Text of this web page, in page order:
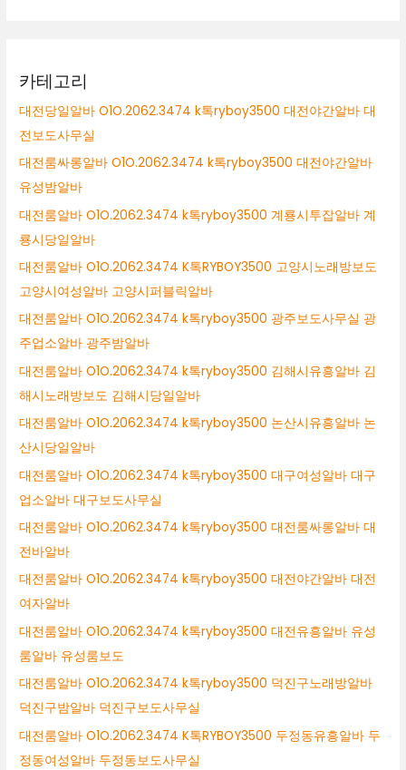
카테고리
대전당일알바 O1O.2062.3474 k톡ryboy3500 대전야간알바 대
전보도사무실
대전룸싸롱알바 O1O.2062.3474 k톡ryboy3500 대전야간알바
유성밤알바
대전룸알바 O1O.2062.3474 k톡ryboy3500 계룡시투잡알바 계
룡시당일알바
대전룸알바 O1O.2062.3474 K톡RYBOY3500 고양시노래방보도
고양시여성알바 고양시퍼블릭알바
대전룸알바 O1O.2062.3474 k톡ryboy3500 광주보도사무실 광
주업소알바 광주밤알바
대전룸알바 O1O.2062.3474 k톡ryboy3500 김해시유흥알바 김
해시노래방보도 김해시당일알바
대전룸알바 O1O.2062.3474 k톡ryboy3500 논산시유흥알바 논
산시당일알바
대전룸알바 O1O.2062.3474 k톡ryboy3500 대구여성알바 대구
업소알바 대구보도사무실
대전룸알바 O1O.2062.3474 k톡ryboy3500 대전룸싸롱알바 대
전바알바
대전룸알바 O1O.2062.3474 k톡ryboy3500 대전야간알바 대전
여자알바
대전룸알바 O1O.2062.3474 k톡ryboy3500 대전유흥알바 유성
룸알바 유성룸보도
대전룸알바 O1O.2062.3474 k톡ryboy3500 덕진구노래방알바
덕진구밤알바 덕진구보도사무실
대전룸알바 O1O.2062.3474 K톡RYBOY3500 두정동유흥알바 두
정동여성알바 두정동보도사무실